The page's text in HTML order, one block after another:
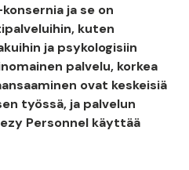
ja se on
kuten
ja psykologisiin
palvelu, korkea
ovat keskeisiä
työssä, ja palvelun
Personnel käyttää